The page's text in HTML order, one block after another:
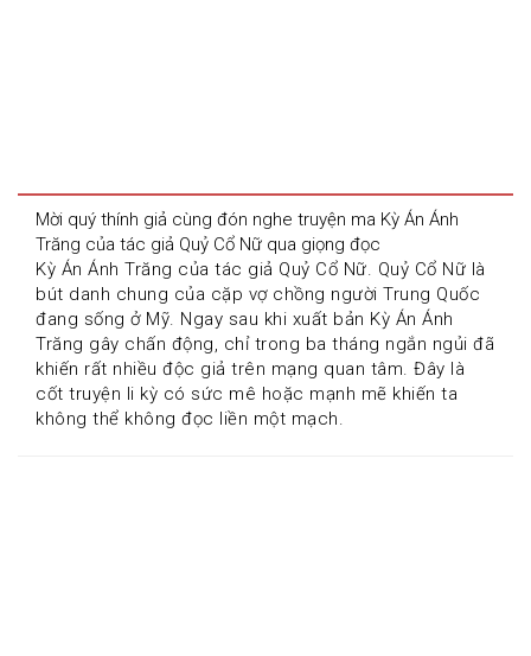
Mời quý thính giả cùng đón nghe truyện ma Kỳ Án Ánh
Trăng của tác giả Quỷ Cổ Nữ qua giọng đọc
Kỳ Án Ánh Trăng của tác giả Quỷ Cổ Nữ. Quỷ Cổ Nữ là
bút danh chung của cặp vợ chồng người Trung Quốc
đang sống ở Mỹ. Ngay sau khi xuất bản Kỳ Án Ánh
Trăng gây chấn động, chỉ trong ba tháng ngắn ngủi đã
khiến rất nhiều độc giả trên mạng quan tâm. Đây là
cốt truyện li kỳ có sức mê hoặc mạnh mẽ khiến ta
không thể không đọc liền một mạch.